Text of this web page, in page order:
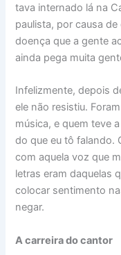
tava internado lá na
paulista, por causa
doença que a gente
ainda pega muita
Infelizmente, depois
ele não resistiu.
música, e quem teve
do que eu tô falando.
com aquela voz que
letras eram daquelas
colocar sentimento
negar.
A carreira do cantor